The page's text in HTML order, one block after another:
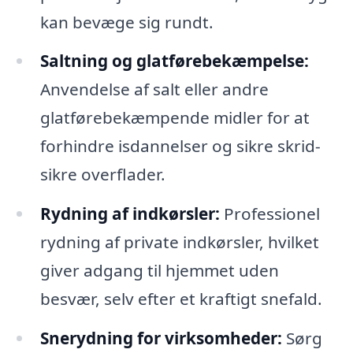
kan bevæge sig rundt.
Saltning og glatførebekæmpelse:
Anvendelse af salt eller andre
glatførebekæmpende midler for at
forhindre isdannelser og sikre skrid-
sikre overflader.
Rydning af indkørsler: Professionel
rydning af private indkørsler, hvilket
giver adgang til hjemmet uden
besvær, selv efter et kraftigt snefald.
Snerydning for virksomheder: Sørg